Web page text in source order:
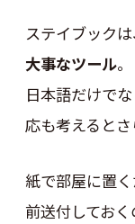
ステイブックは
大事なツール。
日本語だけで
応も考えるとさ
紙で部屋に置
前送付しておく